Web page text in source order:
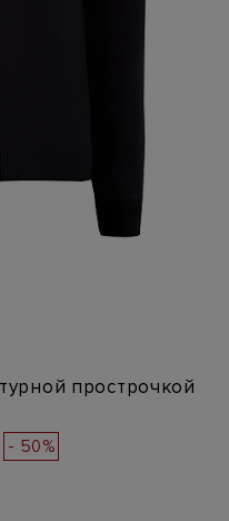
прострочкой
- 50%